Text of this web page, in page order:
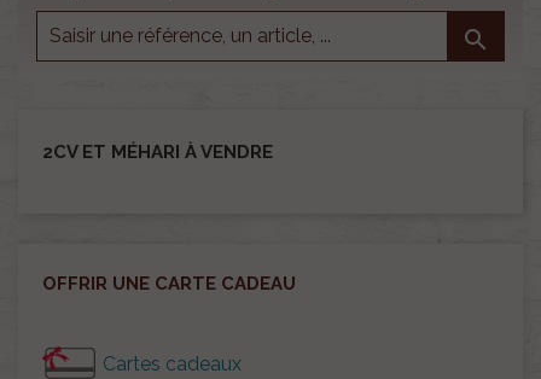

2CV ET MÉHARI À VENDRE
OFFRIR UNE CARTE CADEAU
Cartes cadeaux